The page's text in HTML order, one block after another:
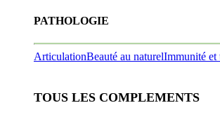
PATHOLOGIE
ArticulationBeauté au naturelImmunité et
TOUS LES COMPLEMENTS